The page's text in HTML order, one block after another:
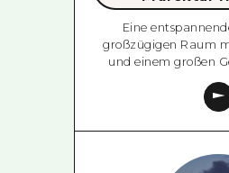
Eine
großzügigen Raum
und einem großen